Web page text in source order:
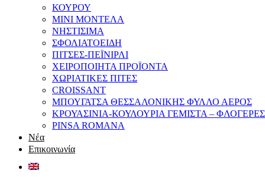
ΚΟΥΡΟΥ
ΜΙΝΙ ΜΟΝΤΕΛΑ
ΝΗΣΤΙΣΙΜΑ
ΣΦΟΛΙΑΤΟΕΙΔΗ
ΠΙΤΣΕΣ-ΠΕΪΝΙΡΛΙ
ΧΕΙΡΟΠΟΙΗΤΑ ΠΡΟΪΟΝΤΑ
ΧΩΡΙΑΤΙΚΕΣ ΠΙΤΕΣ
CROISSANT
ΜΠΟΥΓΑΤΣΑ ΘΕΣΣΑΛΟΝΙΚΗΣ ΦΥΛΛΟ ΑΕΡΟΣ
ΚΡΟΥΑΣΙΝΙΑ-ΚΟΥΛΟΥΡΙΑ ΓΕΜΙΣΤΑ – ΦΛΟΓΕΡΕΣ
PINSA ROMANA
Νέα
Επικοινωνία